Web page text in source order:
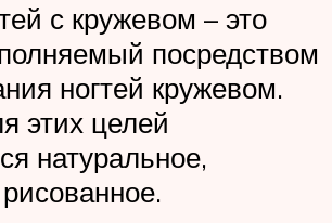
с кружевом – это
посредством
ногтей кружевом.
этих целей
натуральное,